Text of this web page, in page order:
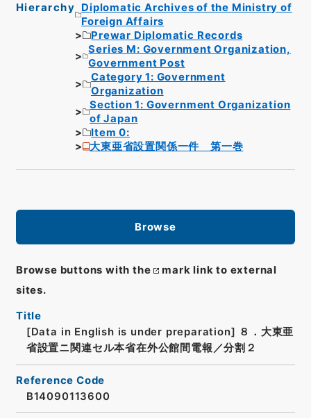
Hierarchy
Diplomatic Archives of the Ministry of
Foreign Affairs
Prewar Diplomatic Records
Series M: Government Organization,
Government Post
Category 1: Government
Organization
Section 1: Government Organization
of Japan
Item 0:
大東亜省設置関係一件 第一巻
Browse
Browse buttons with the
mark link to external
sites.
Title
[Data in English is under preparation]
８．大東亜
省設置ニ関連セル本省在外公館間電報／分割２
Reference Code
B14090113600